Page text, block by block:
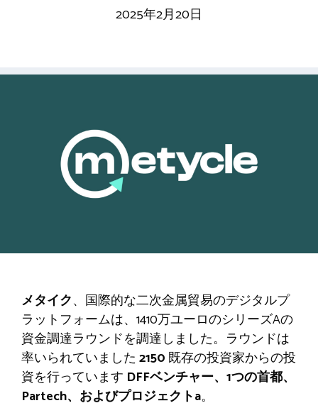
2025年2月20日
メタイク、国際的な二次金属貿易のデジタルプ
ラットフォームは、1410万ユーロのシリーズAの
資金調達ラウンドを調達しました。ラウンドは
率いられていました2150 既存の投資家からの投
資を行っています DFFベンチャー、1つの首都、
Partech、およびプロジェクトa。